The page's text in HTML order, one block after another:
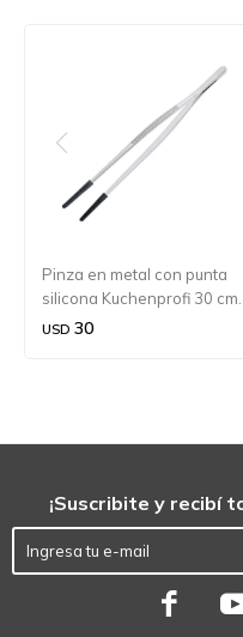
Pinza en metal con punta
silicona Kuchenprofi 30 cm.
USD 30
¡Suscribite y recibí
